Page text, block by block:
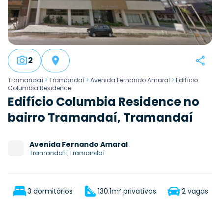
2
Tramandaí > Tramandaí > Avenida Fernando Amaral > Edifício
Columbia Residence
Edifício Columbia Residence no
bairro Tramandaí, Tramandaí
Avenida Fernando Amaral
Tramandaí | Tramandaí
3 dormitórios 130.1m² privativos 2 vagas